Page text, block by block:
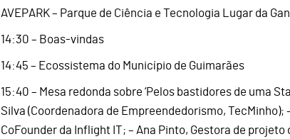
AVEPARK – Parque de Ciência e Tecnologia Lugar da
14:30 – Boas-vindas
14:45 – Ecossistema do Município de Guimarães
15:40 – Mesa redonda sobre ‘Pelos bastidores de uma
Silva (Coordenadora de Empreendedorismo, TecMinho);
CoFounder da Inflight IT; – Ana Pinto, Gestora de projeto